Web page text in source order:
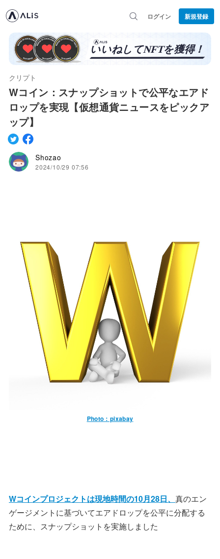
ログイン 新規登録
クリプト
Wコイン：スナップショットで公平なエアド
ロップを実現【仮想通貨ニュースをピックア
ップ】
Shozao
2024/10/29 07:56
Photo：pixabay
Wコインプロジェクトは現地時間の10月28日、 真のエン
ゲージメントに基づいてエアドロップを公平に分配する
ために、スナップショットを実施しました